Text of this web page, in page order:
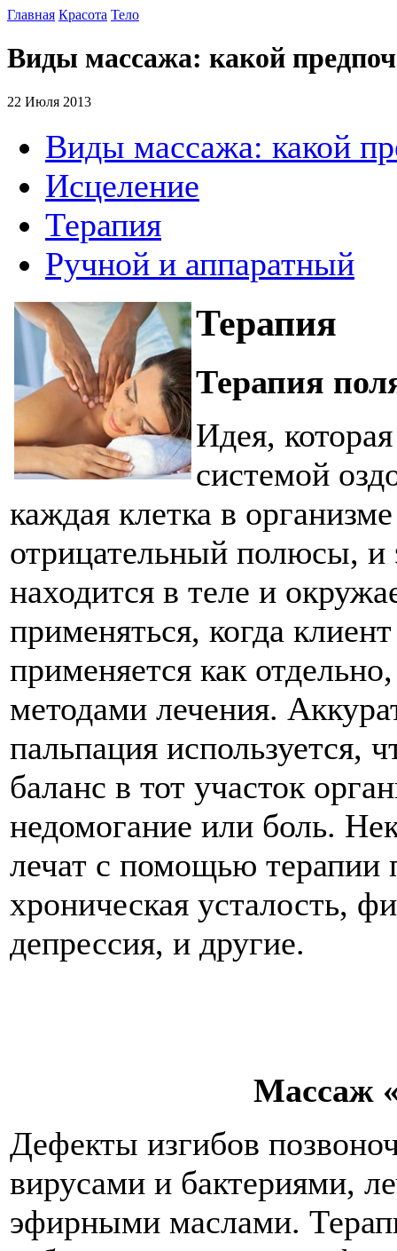
Главная Красота Тело
Виды массажа: какой
22 Июля 2013
Виды массажа: какой
Исцеление
Терапия
Ручной и аппаратный
Терапия
Терапия
Идея,
системой
каждая клетка в
отрицательный полюсы, и
находится в теле и
применяться, когда
применяется как
методами лечения.
пальпация используется,
баланс в тот участок
недомогание или боль.
лечат с помощью терапии
хроническая усталость,
депрессия, и другие.
Массаж
Дефекты изгибов
вирусами и бактериями,
эфирными маслами.